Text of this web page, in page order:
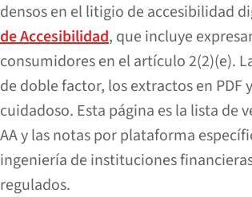
densos en el litigio de accesibilidad
de Accesibilidad, que incluye
consumidores en el artículo 2(2)(e).
de doble factor, los extractos en
cuidadoso. Esta página es la lista de
AA y las notas por plataforma
ingeniería de instituciones
regulados.